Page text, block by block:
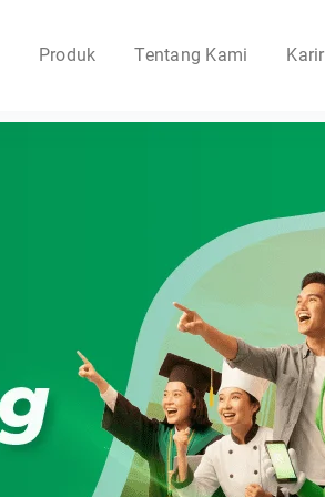
Produk Tentang Kami Karir